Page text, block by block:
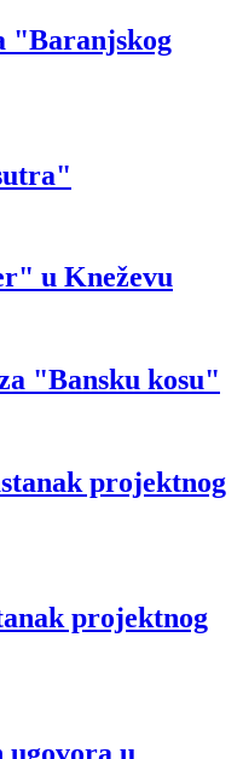
"Baranjskog
u Kneževu
"Bansku kosu"
projektnog
projektnog
u